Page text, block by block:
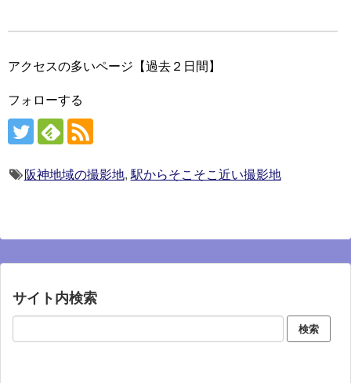
アクセスの多いページ【過去２日間】
フォローする
阪神地域の撮影地, 駅からそこそこ近い撮影地
サイト内検索